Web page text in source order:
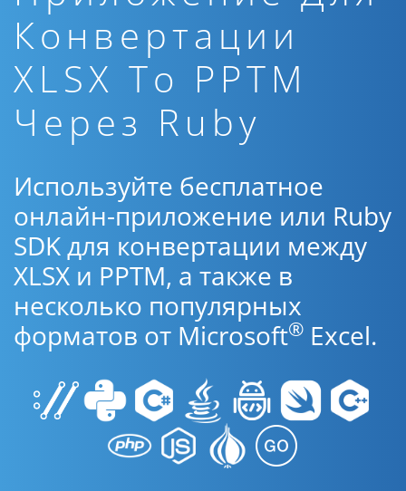
Конвертации
XLSX To PPTM
Через Ruby
Используйте бесплатное
онлайн-приложение или Ruby
SDK для конвертации между
XLSX и PPTM, а также в
несколько популярных
форматов от Microsoft® Excel.